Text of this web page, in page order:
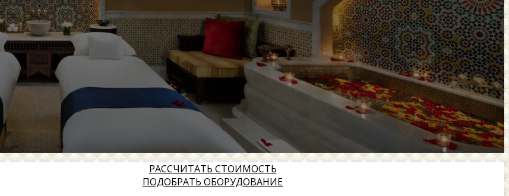
РАССЧИТАТЬ СТОИМОСТЬ
ПОДОБРАТЬ ОБОРУДОВАНИЕ